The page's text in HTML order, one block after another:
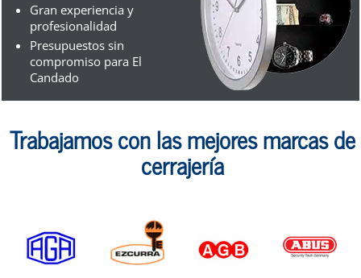
Gran experiencia y
profesionalidad
Presupuestos sin
compromiso para El
Candado
Trabajamos con las mejores marcas de
cerrajería